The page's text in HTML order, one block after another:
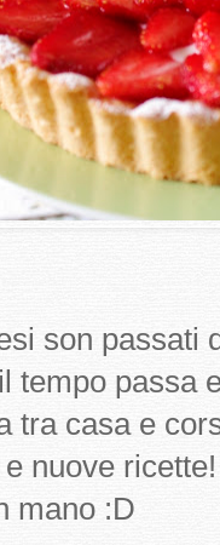
son passati
tempo passa
tra casa e
nuove
mano :D